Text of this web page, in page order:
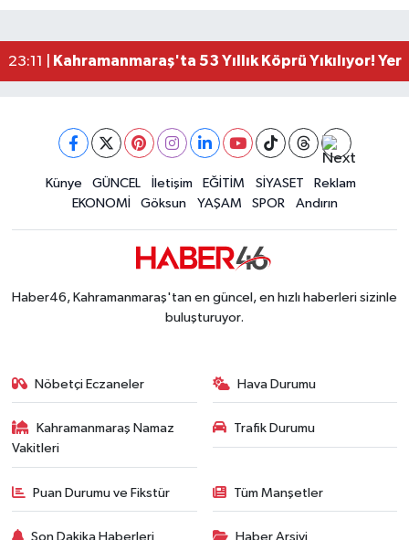
23:11 |
Kahramanmaraş'ta 53 Yıllık Köprü Yıkılıyor!
23:07 |Kahramanmaraş'ta Korkutan Olay! 27
Kahramanmaraş'ta Kayıp Çocuk Sulama
Kahramanmaraş'ta Zakkum Rüzgârı! KAFUM
12:18 |Kahramanmaraş'ta Kasten Öldürme ve Fuhşa
Çerçeve Yasa Adalet Komisyonu'ndan Geçti!
09:04 |Kahramanmaraş'taki Okul Saldırısı TBMM
Künye GÜNCEL İletişim EĞİTİM SİYASET
Reklam
EKONOMİ
Göksun YAŞAM SPOR Andırın
Haber46, Kahramanmaraş'tan en güncel, en hızlı haberleri sizinle
buluşturuyor.
Nöbetçi Eczaneler Hava Durumu
Kahramanmaraş Namaz
Vakitleri
Trafik Durumu
Puan Durumu ve Fikstür Tüm Manşetler
Son Dakika Haberleri Haber Arşivi